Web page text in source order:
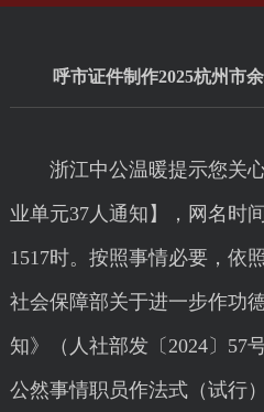
呼市证件制作2025杭州市
浙江中公温暖提示您关心
业单元37人通知】，网名时
1517时。按照事情必要，依
社会保障部关于进一步作功
知》（人社部发〔2024〕57
公然事情职员作法式（试行